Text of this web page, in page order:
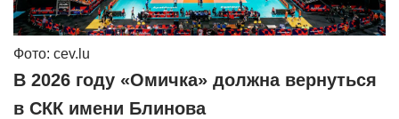
Фото: cev.lu
В 2026 году «Омичка» должна вернуться
в СКК имени Блинова